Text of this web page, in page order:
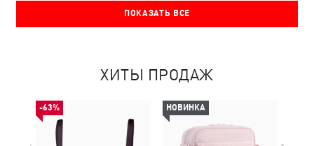
ПОКАЗАТЬ ВСЕ
ХИТЫ ПРОДАЖ
-63% НОВИНКА